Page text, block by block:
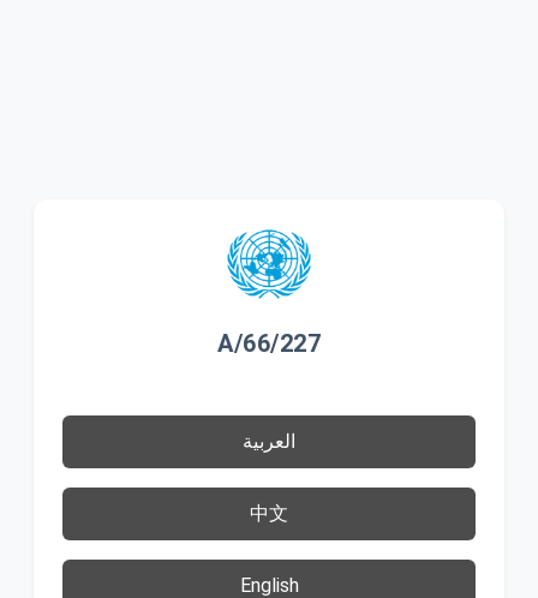
A/66/227
العربية
中文
English